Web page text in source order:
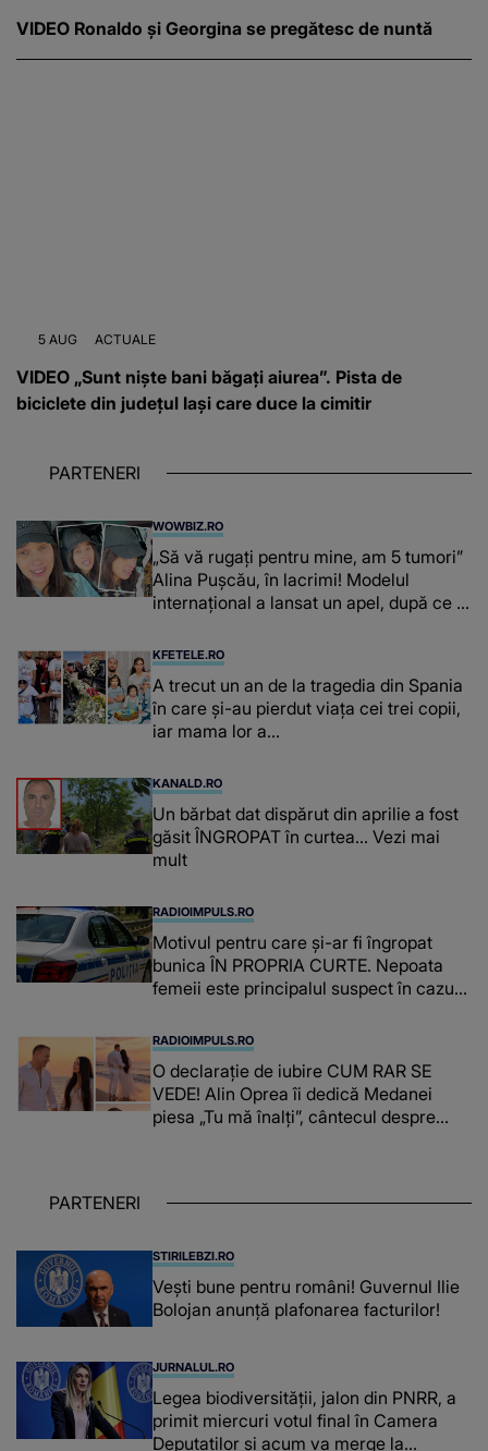
VIDEO Ronaldo și Georgina se pregătesc de nuntă
5 AUG ACTUALE
VIDEO „Sunt niște bani băgați aiurea”. Pista de
biciclete din județul Iași care duce la cimitir
PARTENERI
WOWBIZ.RO
„Să vă rugați pentru mine, am 5 tumori”
Alina Pușcău, în lacrimi! Modelul
internațional a lansat un apel, după ce a
KFETELE.RO
A trecut un an de la tragedia din Spania
în care și-au pierdut viața cei trei copii,
iar mama lor a…
KANALD.RO
Un bărbat dat dispărut din aprilie a fost
găsit ÎNGROPAT în curtea... Vezi mai
mult
RADIOIMPULS.RO
Motivul pentru care și-ar fi îngropat
bunica ÎN PROPRIA CURTE. Nepoata
femeii este principalul suspect în cazul
DE ANCHETATORI a șocat localnicii
RADIOIMPULS.RO
O declarație de iubire CUM RAR SE
VEDE! Alin Oprea îi dedică Medanei
piesa „Tu mă înalți”, cântecul despre
din mine și-a regăsit pacea"
PARTENERI
STIRILEBZI.RO
Vești bune pentru români! Guvernul Ilie
Bolojan anunță plafonarea facturilor!
JURNALUL.RO
Legea biodiversității, jalon din PNRR, a
primit miercuri votul final în Camera
Deputaților și acum va merge la